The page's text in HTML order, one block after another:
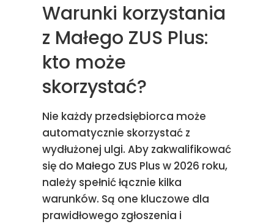
Warunki korzystania
z Małego ZUS Plus:
kto może
skorzystać?
Nie każdy przedsiębiorca może
automatycznie skorzystać z
wydłużonej ulgi. Aby zakwalifikować
się do Małego ZUS Plus w 2026 roku,
należy spełnić łącznie kilka
warunków. Są one kluczowe dla
prawidłowego zgłoszenia i